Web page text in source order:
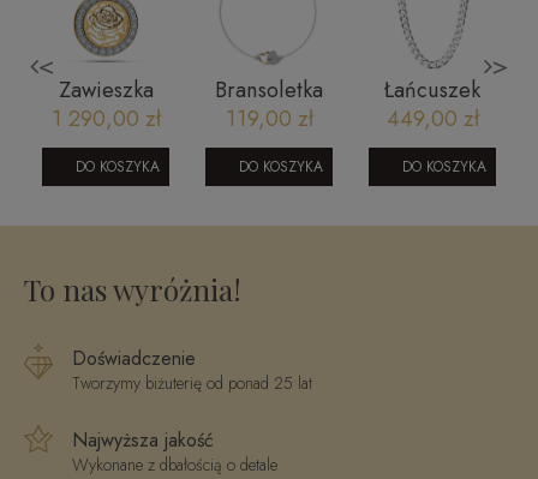
<
Zawieszka
złota z różą i
cyrkoniami -
złoto 585
BASIC
1 290,00 zł
DO KOSZYKA
Bransoletka
pozłacana -
IBAC007
119,00 zł
DO KOSZYKA
Łańcuszek
srebrny
pancerka - 55
cm rodowany
SW-T-B04-
TEC-IRL00A4
449,00 zł
DO KOSZYKA
>
To nas wyróżnia!
Doświadczenie
Tworzymy biżuterię od ponad 25 lat
Najwyższa jakość
Wykonane z dbałością o detale